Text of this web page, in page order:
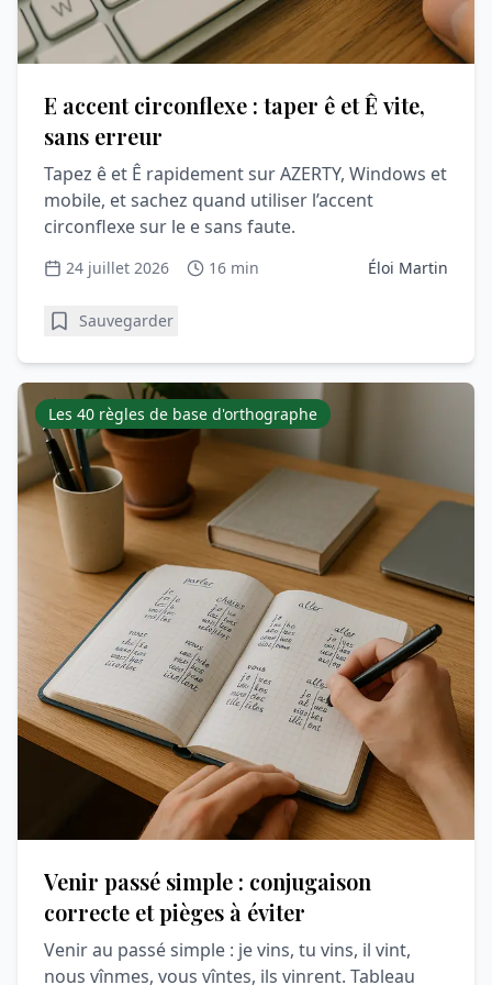
E accent circonflexe : taper ê et Ê vite,
sans erreur
Tapez ê et Ê rapidement sur AZERTY, Windows et
mobile, et sachez quand utiliser l’accent
circonflexe sur le e sans faute.
24 juillet 2026 16 min Éloi Martin
Sauvegarder
Les 40 règles de base d'orthographe
Venir passé simple : conjugaison
correcte et pièges à éviter
Venir au passé simple : je vins, tu vins, il vint,
nous vînmes, vous vîntes, ils vinrent. Tableau